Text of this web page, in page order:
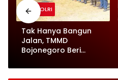
TNI/POLRI
Tak Hanya Bangun
Jalan, TMMD
Bojonegoro Beri
untuk Ratusan Ternak